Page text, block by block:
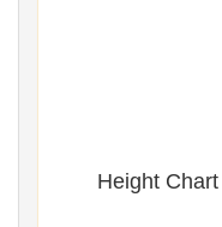
Height